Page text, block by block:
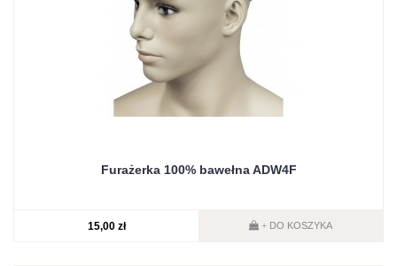
Furażerka 100% bawełna ADW4F
15,00 zł + DO KOSZYKA